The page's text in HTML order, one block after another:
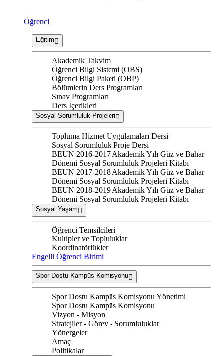
Öğrenci
Eğitim
Akademik Takvim
Öğrenci Bilgi Sistemi (OBS)
Öğrenci Bilgi Paketi (OBP)
Bölümlerin Ders Programları
Sınav Programları
Ders İçerikleri
Sosyal Sorumluluk Projeleri
Topluma Hizmet Uygulamaları Dersi
Sosyal Sorumluluk Proje Dersi
BEUN 2016-2017 Akademik Yılı Güz ve Bahar
Dönemi Sosyal Sorumluluk Projeleri Kitabı
BEUN 2017-2018 Akademik Yılı Güz ve Bahar
Dönemi Sosyal Sorumluluk Projeleri Kitabı
BEUN 2018-2019 Akademik Yılı Güz ve Bahar
Dönemi Sosyal Sorumluluk Projeleri Kitabı
Sosyal Yaşam
Öğrenci Temsilcileri
Kulüpler ve Topluluklar
Koordinatörlükler
Engelli Öğrenci Birimi
Spor Dostu Kampüs Komisyonu
Spor Dostu Kampüs Komisyonu Yönetimi
Spor Dostu Kampüs Komisyonu
Vizyon - Misyon
Stratejiler - Görev - Sorumluluklar
Yönergeler
Amaç
Politikalar